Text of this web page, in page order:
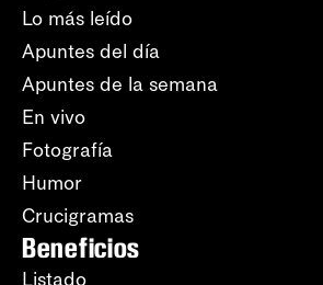
Lo más leído
Apuntes del día
Apuntes de la semana
En vivo
Fotografía
Humor
Crucigramas
Beneficios
Listado